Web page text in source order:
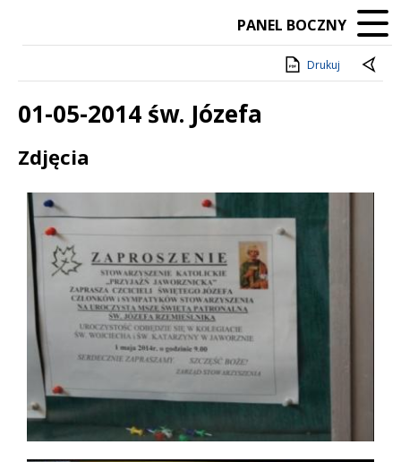
PANEL BOCZNY
Drukuj
01-05-2014 św. Józefa
Treść
Zdjęcia